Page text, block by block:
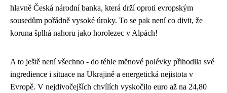
hlavně Česká národní banka, která drží oproti evropským
sousedům pořádně vysoké úroky. To se pak není co divit, že
koruna šplhá nahoru jako horolezec v Alpách!
A to ještě není všechno - do téhle měnové polévky přihodila své
ingredience i situace na Ukrajině a energetická nejistota v
Evropě. V nejdivočejších chvílích vyskočilo euro až na 24,80